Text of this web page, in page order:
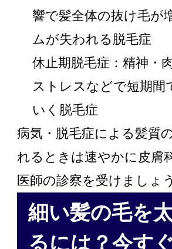
響で髪全体の抜け毛が
ムが失われる脱毛症
休止期脱毛症：精神・
ストレスなどで短期間
いく脱毛症
病気・脱毛症による髪質
れるときは速やかに皮膚
医師の診察を受けましょう
細い髪の毛を
るには？今す